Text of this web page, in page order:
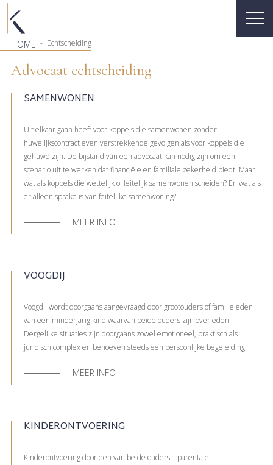
HOME - Echtscheiding
Advocaat echtscheiding
SAMENWONEN
Uit elkaar gaan heeft voor koppels die samenwonen zonder
huwelijkscontract even verstrekkende gevolgen als voor koppels die
gehuwd zijn. De bijstand van een advocaat kan nodig zijn om een
scenario uit te werken dat financiële en familiale zekerheid biedt. Maar
wat als koppels die wettelijk of feitelijk samenwonen scheiden? En wat als
er alleen sprake is van feitelijke samenwoning?
MEER INFO
VOOGDIJ
Voogdij wordt doorgaans aangevraagd door grootouders of familieleden
van een minderjarig kind waarvan beide ouders zijn overleden.
Dergelijke situaties zijn doorgaans zowel emotioneel, praktisch als
juridisch complex en behoeven steeds een persoonlijke begeleiding.
MEER INFO
KINDERONTVOERING
Kinderontvoering door een van beide ouders – parentale